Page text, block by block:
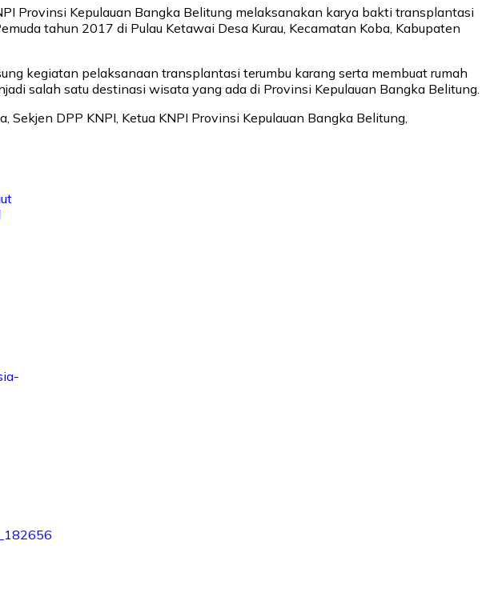
Provinsi Kepulauan Bangka Belitung melaksanakan karya bakti transplantasi
tahun 2017 di Pulau Ketawai Desa Kurau, Kecamatan Koba, Kabupaten
kegiatan pelaksanaan transplantasi terumbu karang serta membuat rumah
salah satu destinasi wisata yang ada di Provinsi Kepulauan Bangka Belitung.
DPP KNPI, Ketua KNPI Provinsi Kepulauan Bangka Belitung,